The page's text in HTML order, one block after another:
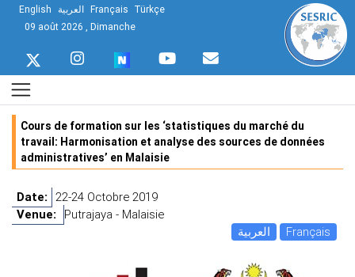
English العربية Français Türkçe
09 août 2026 , Dimanche
Cours de formation sur les ‘statistiques du marché du
travail: Harmonisation et analyse des sources de données
administratives’ en Malaisie
Date: 22-24 Octobre 2019
Venue: Putrajaya - Malaisie
العربية
Français